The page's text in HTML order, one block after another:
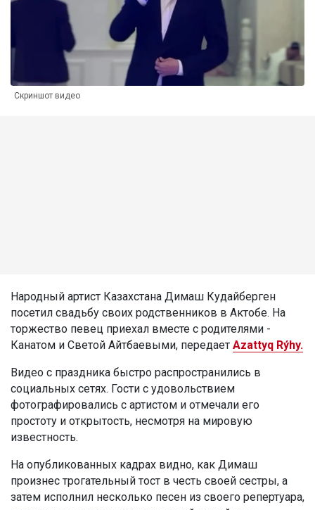
Скриншот видео
Народный артист Казахстана Димаш Кудайберген
посетил свадьбу своих родственников в Актобе. На
торжество певец приехал вместе с родителями -
Канатом и Светой Айтбаевыми, передает Azattyq Rýhy.
Видео с праздника быстро распространились в
социальных сетях. Гости с удовольствием
фотографировались с артистом и отмечали его
простоту и открытость, несмотря на мировую
известность.
На опубликованных кадрах видно, как Димаш
произнес трогательный тост в честь своей сестры, а
затем исполнил несколько песен из своего репертуара,